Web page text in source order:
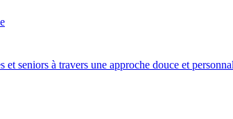
seniors à travers une approche douce et